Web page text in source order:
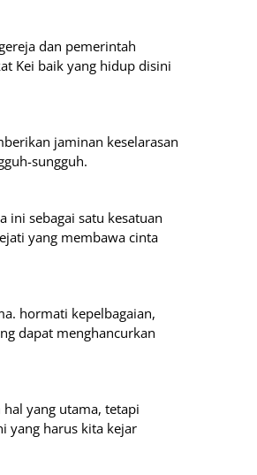
dan pemerintah
Kei baik yang hidup disini
jaminan keselarasan
sungguh.
ini sebagai satu kesatuan
yang membawa cinta
hormati kepelbagaian,
dapat menghancurkan
yang utama, tetapi
yang harus kita kejar